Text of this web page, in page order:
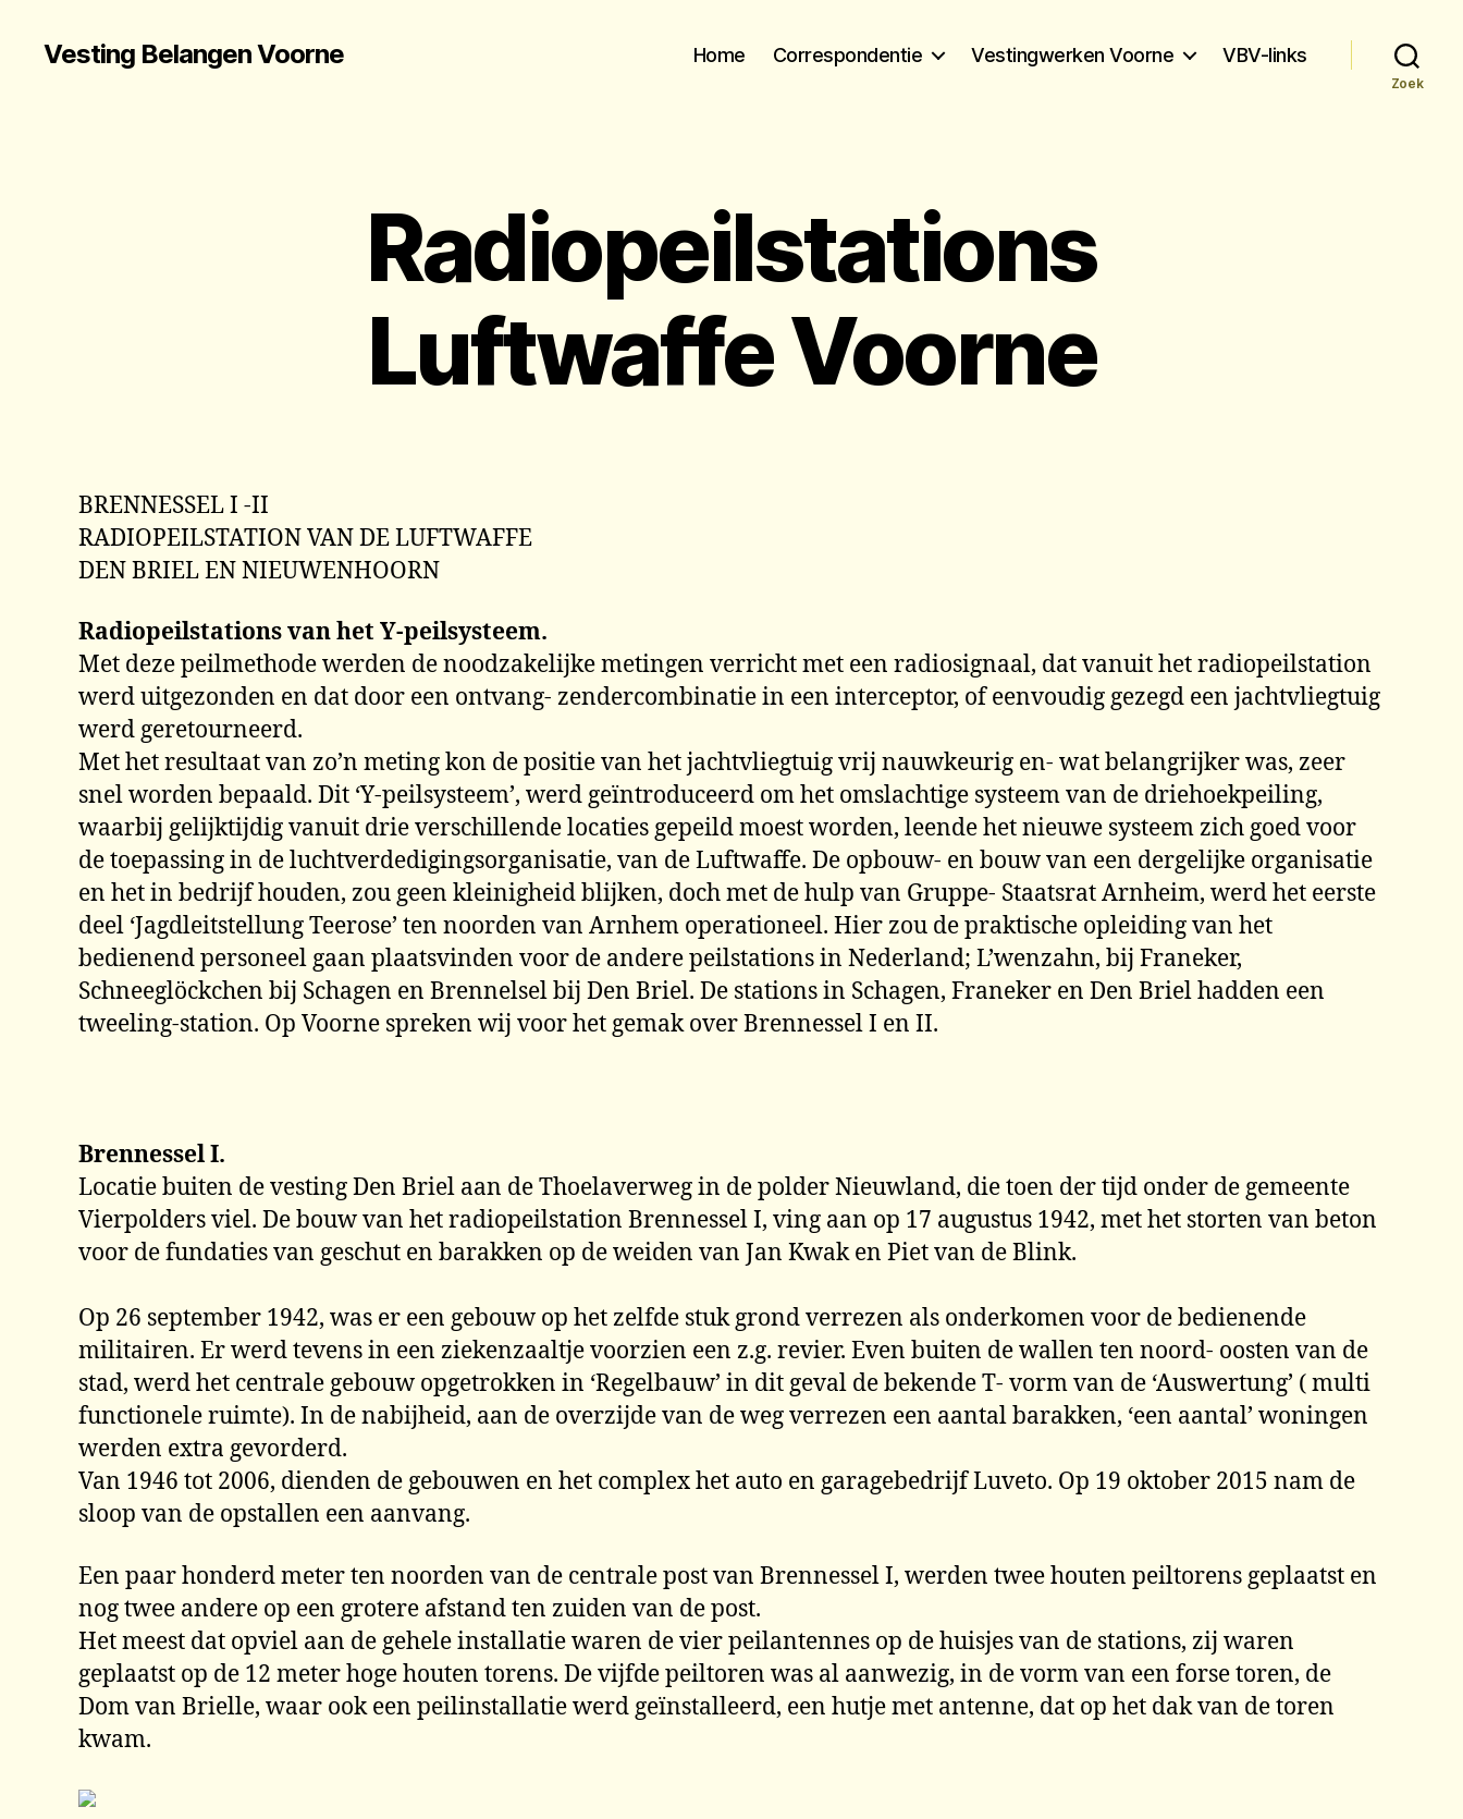
Vesting Belangen Voorne Home Correspondentie Vestingwerken Voorne VBV-links
Zoek
Radiopeilstations
Luftwaffe Voorne
BRENNESSEL I -II
RADIOPEILSTATION VAN DE LUFTWAFFE
DEN BRIEL EN NIEUWENHOORN
Radiopeilstations van het Y-peilsysteem.
Met deze peilmethode werden de noodzakelijke metingen verricht met een radiosignaal, dat vanuit het radiopeilstation
werd uitgezonden en dat door een ontvang- zendercombinatie in een interceptor, of eenvoudig gezegd een jachtvliegtuig
werd geretourneerd.
Met het resultaat van zo’n meting kon de positie van het jachtvliegtuig vrij nauwkeurig en- wat belangrijker was, zeer
snel worden bepaald. Dit ‘Y-peilsysteem’, werd geïntroduceerd om het omslachtige systeem van de driehoekpeiling,
waarbij gelijktijdig vanuit drie verschillende locaties gepeild moest worden, leende het nieuwe systeem zich goed voor
de toepassing in de luchtverdedigingsorganisatie, van de Luftwaffe. De opbouw- en bouw van een dergelijke organisatie
en het in bedrijf houden, zou geen kleinigheid blijken, doch met de hulp van Gruppe- Staatsrat Arnheim, werd het eerste
deel ‘Jagdleitstellung Teerose’ ten noorden van Arnhem operationeel. Hier zou de praktische opleiding van het
bedienend personeel gaan plaatsvinden voor de andere peilstations in Nederland; L’wenzahn, bij Franeker,
Schneeglöckchen bij Schagen en Brennelsel bij Den Briel. De stations in Schagen, Franeker en Den Briel hadden een
tweeling-station. Op Voorne spreken wij voor het gemak over Brennessel I en II.
Brennessel I.
Locatie buiten de vesting Den Briel aan de Thoelaverweg in de polder Nieuwland, die toen der tijd onder de gemeente
Vierpolders viel. De bouw van het radiopeilstation Brennessel I, ving aan op 17 augustus 1942, met het storten van beton
voor de fundaties van geschut en barakken op de weiden van Jan Kwak en Piet van de Blink.
Op 26 september 1942, was er een gebouw op het zelfde stuk grond verrezen als onderkomen voor de bedienende
militairen. Er werd tevens in een ziekenzaaltje voorzien een z.g. revier. Even buiten de wallen ten noord- oosten van de
stad, werd het centrale gebouw opgetrokken in ‘Regelbauw’ in dit geval de bekende T- vorm van de ‘Auswertung’ ( multi
functionele ruimte). In de nabijheid, aan de overzijde van de weg verrezen een aantal barakken, ‘een aantal’ woningen
werden extra gevorderd.
Van 1946 tot 2006, dienden de gebouwen en het complex het auto en garagebedrijf Luveto. Op 19 oktober 2015 nam de
sloop van de opstallen een aanvang.
Een paar honderd meter ten noorden van de centrale post van Brennessel I, werden twee houten peiltorens geplaatst en
nog twee andere op een grotere afstand ten zuiden van de post.
Het meest dat opviel aan de gehele installatie waren de vier peilantennes op de huisjes van de stations, zij waren
geplaatst op de 12 meter hoge houten torens. De vijfde peiltoren was al aanwezig, in de vorm van een forse toren, de
Dom van Brielle, waar ook een peilinstallatie werd geïnstalleerd, een hutje met antenne, dat op het dak van de toren
kwam.